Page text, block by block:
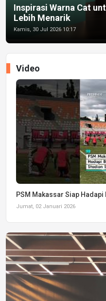
Inspirasi Warna Cat
Lebih Menarik
Kamis, 30 Jul 2026 10:17
Video
PSM Makassar Siap
Jumat, 02 Januari 2026